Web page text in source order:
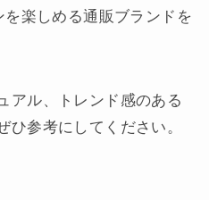
楽しめる通販ブランドを
アル、トレンド感のある
ひ参考にしてください。